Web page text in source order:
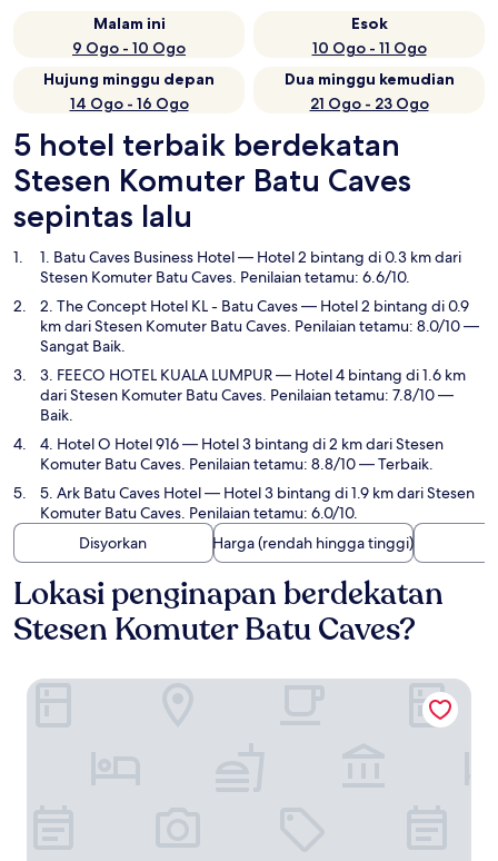
Malam ini
9 Ogo - 10 Ogo
Esok
10 Ogo - 11 Ogo
Hujung minggu depan
14 Ogo - 16 Ogo
Dua minggu kemudian
21 Ogo - 23 Ogo
5 hotel terbaik berdekatan
Stesen Komuter Batu Caves
sepintas lalu
1. Batu Caves Business Hotel— Hotel 2 bintang di 0.3 km dari
Stesen Komuter Batu Caves. Penilaian tetamu: 6.6/10.
2. The Concept Hotel KL - Batu Caves— Hotel 2 bintang di 0.9
km dari Stesen Komuter Batu Caves. Penilaian tetamu: 8.0/10 —
Sangat Baik.
3. FEECO HOTEL KUALA LUMPUR— Hotel 4 bintang di 1.6 km
dari Stesen Komuter Batu Caves. Penilaian tetamu: 7.8/10 —
Baik.
4. Hotel O Hotel 916— Hotel 3 bintang di 2 km dari Stesen
Komuter Batu Caves. Penilaian tetamu: 8.8/10 — Terbaik.
5. Ark Batu Caves Hotel— Hotel 3 bintang di 1.9 km dari Stesen
Komuter Batu Caves. Penilaian tetamu: 6.0/10.
Disyorkan
Harga (rendah hingga tinggi)
Lokasi penginapan berdekatan
Stesen Komuter Batu Caves?
Batu Caves Business Hotel